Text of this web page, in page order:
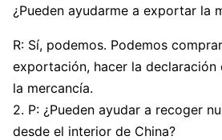
¿Pueden ayudarme a exportar la
R: Sí, podemos. Podemos
exportación, hacer la declaración
la mercancía.
2. P: ¿Pueden ayudar a recoger
desde el interior de China?